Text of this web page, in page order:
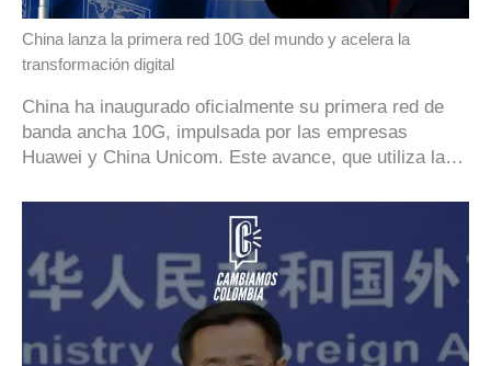
China lanza la primera red 10G del mundo y acelera la
transformación digital
China ha inaugurado oficialmente su primera red de
banda ancha 10G, impulsada por las empresas
Huawei y China Unicom. Este avance, que utiliza la…